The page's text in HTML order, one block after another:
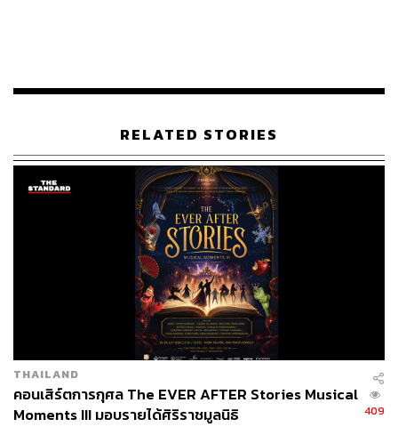
RELATED STORIES
THAILAND
คอนเสิร์ตการกุศล The EVER AFTER Stories Musical
Moments III มอบรายได้ศิริราชมูลนิธิ
409